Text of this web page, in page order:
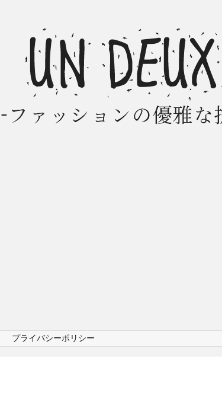
プライバシーポリシー